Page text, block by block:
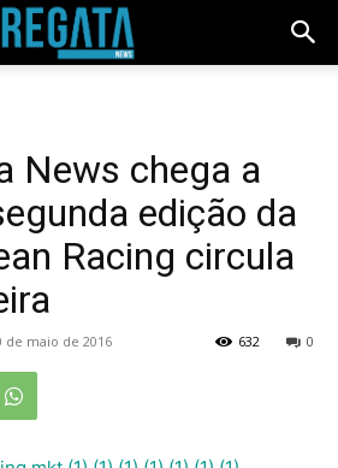
News chega a
edição da
Racing circula
de maio de 2016 0
632